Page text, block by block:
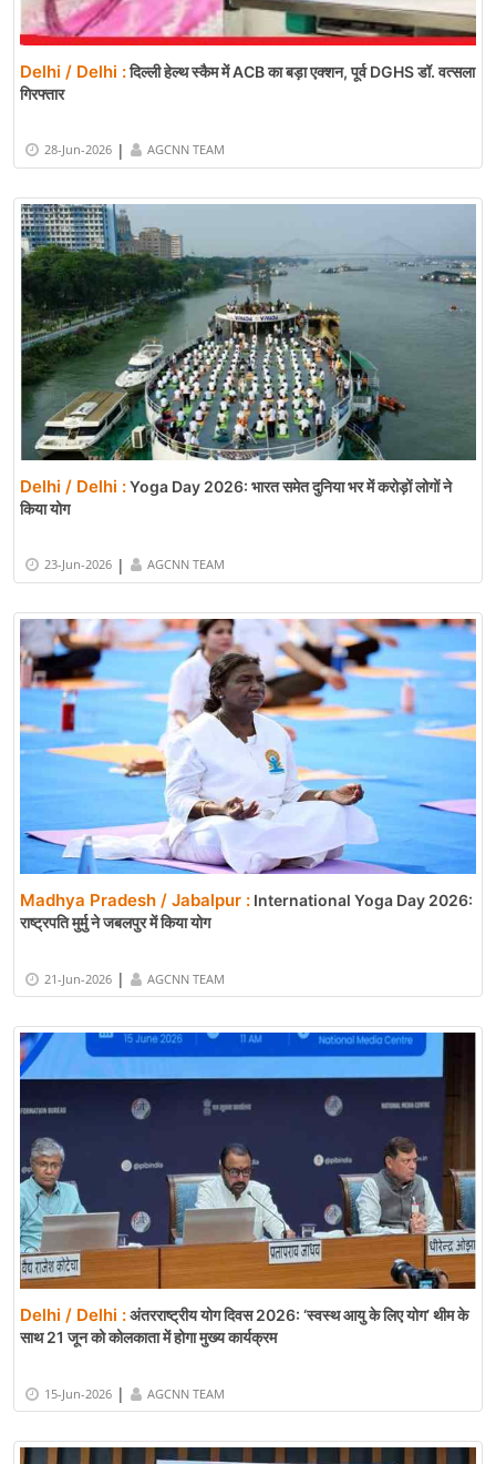
Delhi / Delhi :दिल्ली हेल्थ स्कैम में ACB का बड़ा एक्शन, पूर्व DGHS डॉ. वत्सला
गिरफ्तार
28-Jun-2026 | AGCNN TEAM
Delhi / Delhi :Yoga Day 2026: भारत समेत दुनिया भर में करोड़ों लोगों ने
किया योग
23-Jun-2026 | AGCNN TEAM
Madhya Pradesh / Jabalpur : International Yoga Day 2026:
राष्ट्रपति मुर्मु ने जबलपुर में किया योग
21-Jun-2026 | AGCNN TEAM
Delhi / Delhi :अंतरराष्ट्रीय योग दिवस 2026: ‘स्वस्थ आयु के लिए योग’ थीम के
साथ 21 जून को कोलकाता में होगा मुख्य कार्यक्रम
15-Jun-2026 | AGCNN TEAM